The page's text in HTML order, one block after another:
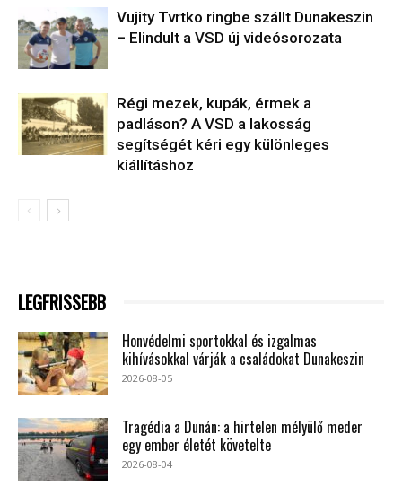
Vujity Tvrtko ringbe szállt Dunakeszin
– Elindult a VSD új videósorozata
Régi mezek, kupák, érmek a
padláson? A VSD a lakosság
segítségét kéri egy különleges
kiállításhoz
LEGFRISSEBB
Honvédelmi sportokkal és izgalmas
kihívásokkal várják a családokat Dunakeszin
2026-08-05
Tragédia a Dunán: a hirtelen mélyülő meder
egy ember életét követelte
2026-08-04